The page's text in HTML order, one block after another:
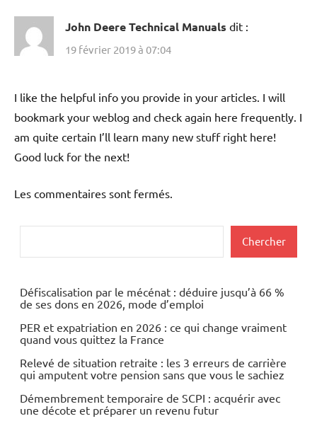
John Deere Technical Manuals dit :
19 février 2019 à 07:04
I like the helpful info you provide in your articles. I will
bookmark your weblog and check again here frequently. I
am quite certain I’ll learn many new stuff right here!
Good luck for the next!
Les commentaires sont fermés.
Chercher
Défiscalisation par le mécénat : déduire jusqu’à 66 %
de ses dons en 2026, mode d’emploi
PER et expatriation en 2026 : ce qui change vraiment
quand vous quittez la France
Relevé de situation retraite : les 3 erreurs de carrière
qui amputent votre pension sans que vous le sachiez
Démembrement temporaire de SCPI : acquérir avec
une décote et préparer un revenu futur